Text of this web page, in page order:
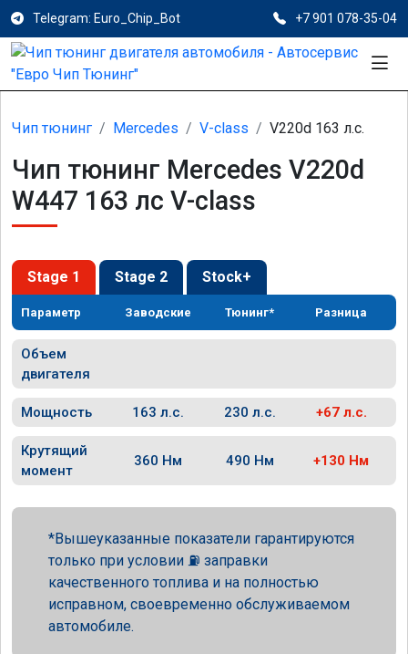
Telegram: Euro_Chip_Bot +7 901 078-35-04
Чип тюнинг Mercedes V-class V220d 163 л.с.
Чип тюнинг Mercedes V220d
W447 163 лс V-class
Stage 1 Stage 2 Stock+
Параметр Заводские Тюнинг* Разница
Объем
двигателя
Мощность 163 л.с. 230 л.с. +67 л.с.
Крутящий
момент
360 Нм 490 Нм +130 Нм
Вышеуказанные показатели гарантируются
только при условии ⛽ заправки
качественного топлива и на полностью
исправном, своевременно обслуживаемом
автомобиле.